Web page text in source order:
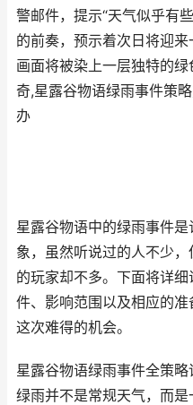
警邮件，提示“天气似乎有
的前奏，预示着次日将迎
画面将被染上一层独特的
奇,星露谷物语绿雨事件策
办
星露谷物语中的绿雨事件
象，虽然听说过的人不少
的玩家却不多。下面将详
件、影响范围以及相应的
这次难得的机会。
星露谷物语绿雨事件全策略
绿雨并不是常规天气，而